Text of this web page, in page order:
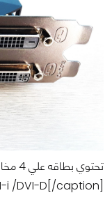
i /DVI-D[/caption]